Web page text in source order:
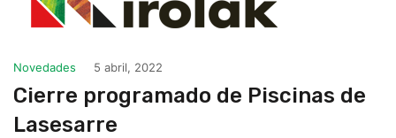
Novedades 5 abril, 2022
Cierre programado de Piscinas de
Lasesarre